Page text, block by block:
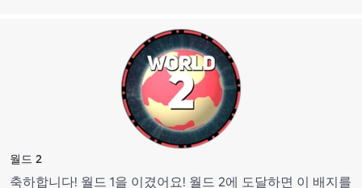
월드 2
축하합니다! 월드 1을 이겼어요! 월드 2에 도달하면 이 배지를